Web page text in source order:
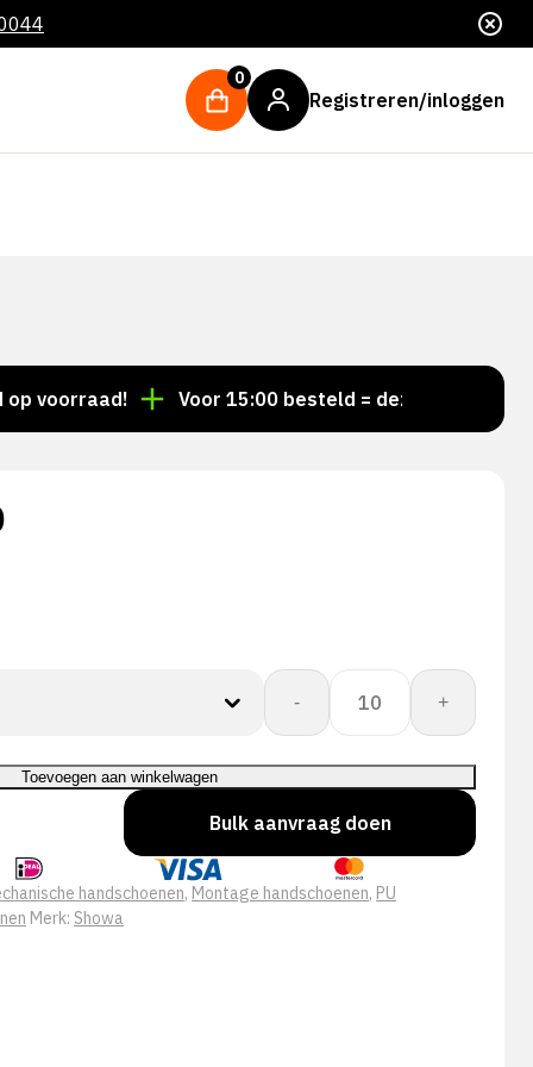
0
Registreren/inloggen
Voor 15:00 besteld = dezelfde dag
-
Showa
A0160
aantal
+
Toevoegen aan winkelwagen
Bulk aanvraag doen
handschoenen, Montage handschoenen, PU
Merk: Showa